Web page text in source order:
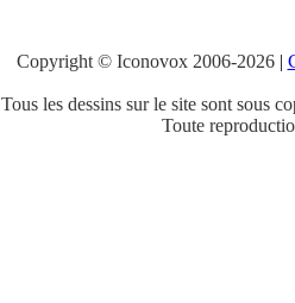
Copyright © Iconovox 2006-2026|
Tous les dessins sur le site sont sous
Toute